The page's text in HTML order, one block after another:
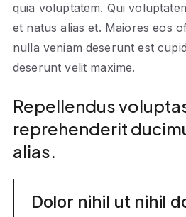
quia voluptatem. Qui
et natus alias et. Maiores eos
nulla veniam deserunt est
deserunt velit maxime.
Repellendus
reprehenderit
alias.
Dolor nihil ut nihil